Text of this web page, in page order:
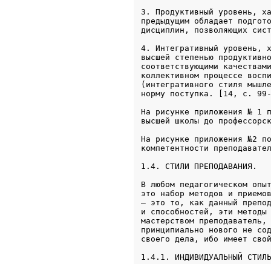
3. Продуктивный уровень,
предыдущим обладает
дисциплин, позволяющих
4. Интегративный уровень,
высшей степенью
соответствующими
коллективном процессе
(интегративного стиля
норму поступка. [14, с.
На рисунке приложения № 1
высшей школы до
На рисунке приложения №2
1.4. СТИЛИ ПРЕПОДАВАНИЯ.
В любом педагогическом
это набор методов и
– это то, как данный
и способностей, эти методы
мастерством
принципиально нового не
1.4.1. ИНДИВИДУАЛЬНЫЙ